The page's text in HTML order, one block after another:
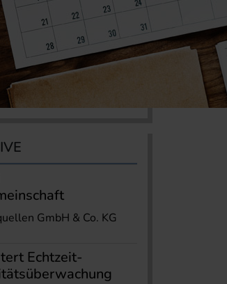
GmbH & Co. KG
Echtzeit-